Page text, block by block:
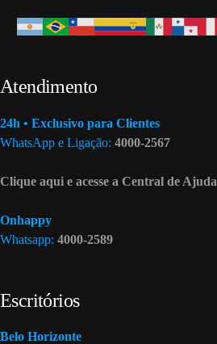
Atendimento
24h • Exclusivo para Clientes
WhatsApp e Ligação: 4000-2567
Clique aqui e acesse a Central de Ajuda
Onhappy
Whatsapp: 4000-2589
Escritórios
Belo Horizonte